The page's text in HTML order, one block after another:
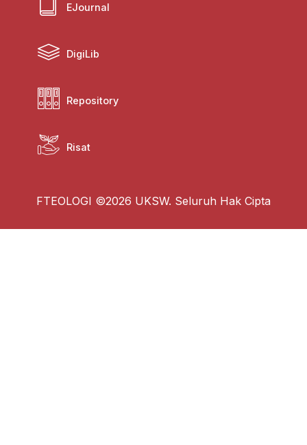
EJournal
DigiLib
Repository
Risat
FTEOLOGI ©2026 UKSW. Seluruh Hak Cipta